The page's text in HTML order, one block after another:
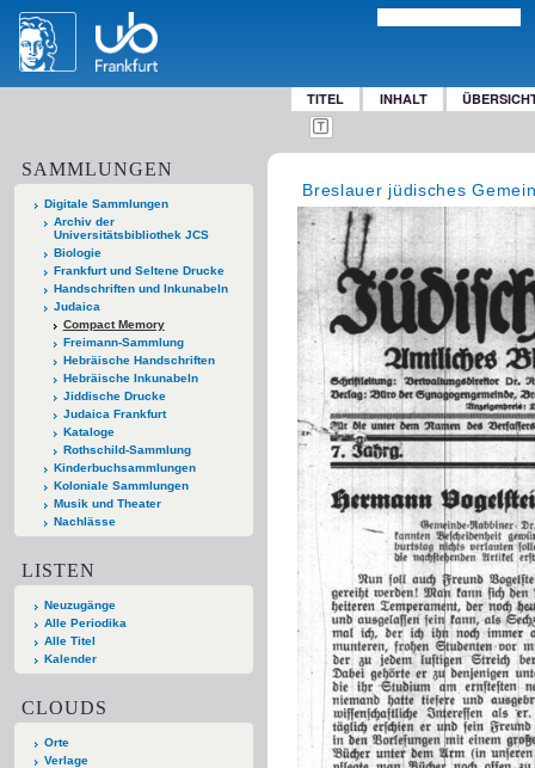
TITEL INHALT
SAMMLUNGEN
Digitale Sammlungen
Archiv der
Universitätsbibliothek JCS
Biologie
Frankfurt und Seltene Drucke
Handschriften und Inkunabeln
Judaica
Compact Memory
Freimann-Sammlung
Hebräische Handschriften
Hebräische Inkunabeln
Jiddische Drucke
Judaica Frankfurt
Kataloge
Rothschild-Sammlung
Kinderbuchsammlungen
Koloniale Sammlungen
Musik und Theater
Nachlässe
LISTEN
Neuzugänge
Alle Periodika
Alle Titel
Kalender
CLOUDS
Orte
Verlage
Breslauer jüdisches